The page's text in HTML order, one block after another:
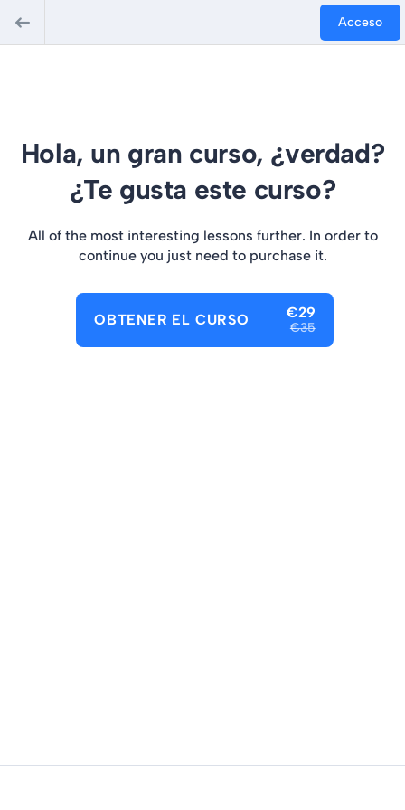
Acceso
Hola, un gran curso, ¿verdad?
¿Te gusta este curso?
All of the most interesting lessons further. In order to
continue you just need to purchase it.
OBTENER EL CURSO €29
€35